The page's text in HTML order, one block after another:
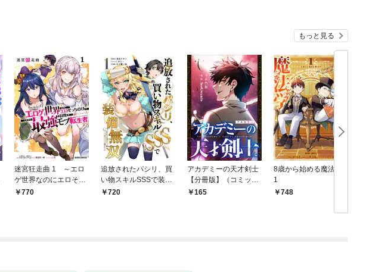
もっと見る
迷宮狂走曲 1 ～エロ
ゲ世界なのにエロそっ
ちのけでひたすら最強
770
追放されたパシリ、買
い物スキルSSSで装備
無双 ～買ったモノを
720
アカデミーの天才剣士
【分冊版】（コミッ
ク） １話【フルカラ
165
8歳から始める魔法学
1
748